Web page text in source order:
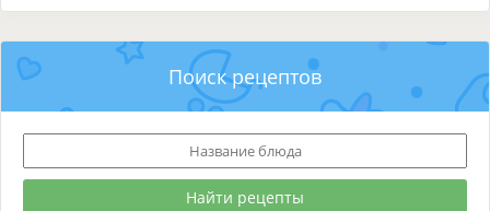
Поиск рецептов